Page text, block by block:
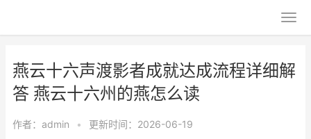
燕云十六声渡影者成就达成流程详细解
答 燕云十六州的燕怎么读
作者： admin • 更新时间：2026-06-19